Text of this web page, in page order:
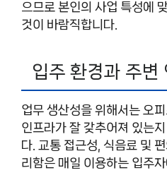
으므로 본인의 사업 특성에
것이 바람직합니다.
입주 환경과 주변
업무 생산성을 위해서는 오
인프라가 잘 갖추어져 있는
다. 교통 접근성, 식음료 및
리함은 매일 이용하는 입주